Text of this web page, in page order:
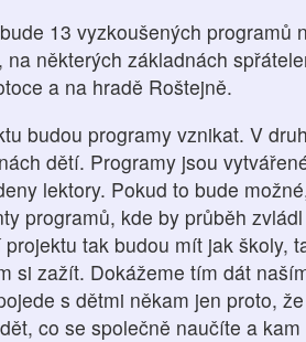
13 vyzkoušených programů
na některých základnách
a na hradě Roštejně.
budou programy vznikat. V
dětí. Programy jsou
lektory. Pokud to bude
programů, kde by průběh
tak budou mít jak školy,
si zažít. Dokážeme tím dát
s dětmi někam jen proto,
co se společně naučíte a